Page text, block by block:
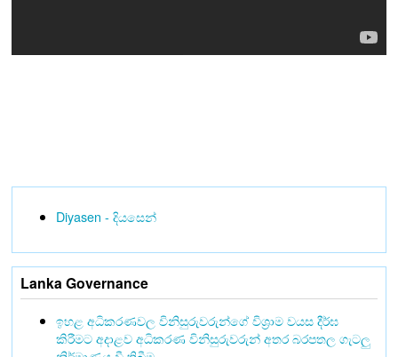
Diyasen - දියසෙන්
Lanka Governance
ඉහළ අධිකරණවල විනිසුරුවරුන්ගේ විශ්‍රාම වයස දීර්ඝ
කිරීමට අදාළව අධිකරණ විනිසුරුවරුන් අතර බරපතල ගැටලු